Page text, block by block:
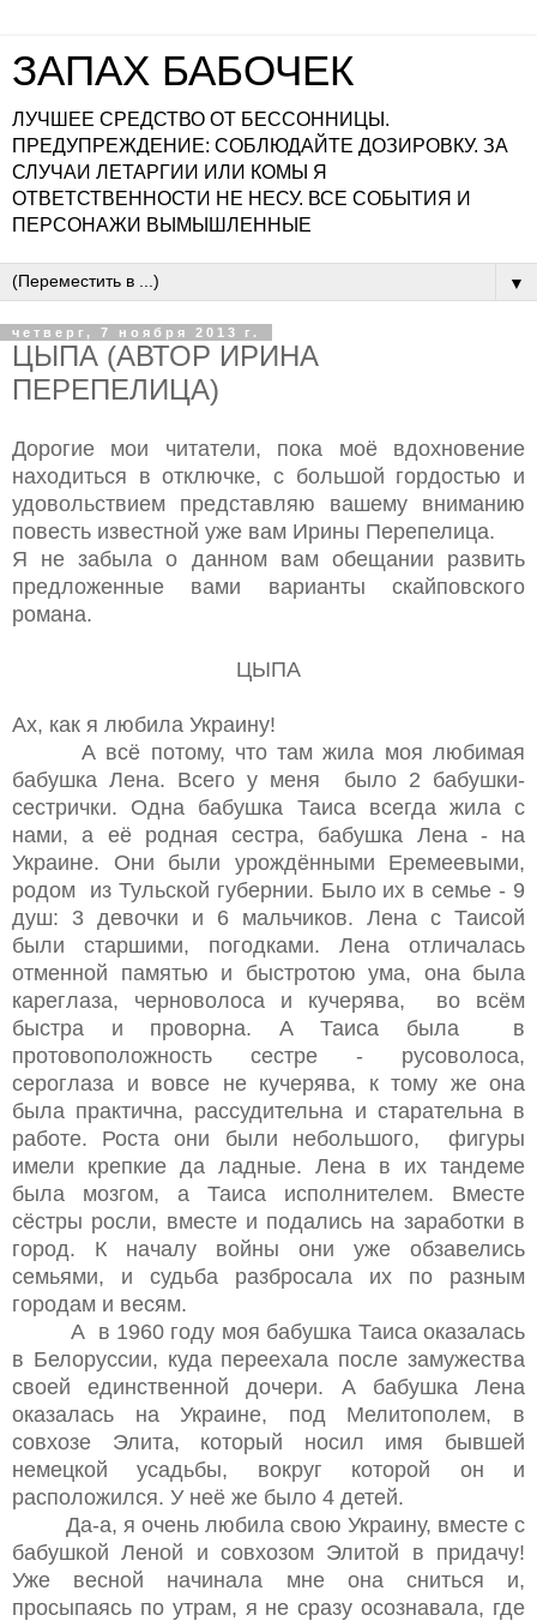
ЗАПАХ БАБОЧЕК
ЛУЧШЕЕ СРЕДСТВО ОТ БЕССОННИЦЫ.
ПРЕДУПРЕЖДЕНИЕ: СОБЛЮДАЙТЕ ДОЗИРОВКУ. ЗА
СЛУЧАИ ЛЕТАРГИИ ИЛИ КОМЫ Я
ОТВЕТСТВЕННОСТИ НЕ НЕСУ. ВСЕ СОБЫТИЯ И
ПЕРСОНАЖИ ВЫМЫШЛЕННЫЕ
▼
четверг, 7 ноября 2013 г.
ЦЫПА (АВТОР ИРИНА
ПЕРЕПЕЛИЦА)
Дорогие мои читатели, пока моё вдохновение
находиться в отключке, с большой гордостью и
удовольствием представляю вашему вниманию
повесть известной уже вам Ирины Перепелица.
Я не забыла о данном вам обещании развить
предложенные вами варианты скайповского
романа.
ЦЫПА
Ах, как я любила Украину!
А всё потому, что там жила моя любимая
бабушка Лена. Всего у меня было 2 бабушки-
сестрички. Одна бабушка Таиса всегда жила с
нами, а её родная сестра, бабушка Лена - на
Украине. Они были урождёнными Еремеевыми,
родом из Тульской губернии. Было их в семье - 9
душ: 3 девочки и 6 мальчиков. Лена с Таисой
были старшими, погодками. Лена отличалась
отменной памятью и быстротою ума, она была
кареглаза, черноволоса и кучерява, во всём
быстра и проворна. А Таиса была в
протовоположность сестре - русоволоса,
сероглаза и вовсе не кучерява, к тому же она
была практична, рассудительна и старательна в
работе. Роста они были небольшого, фигуры
имели крепкие да ладные. Лена в их тандеме
была мозгом, а Таиса исполнителем. Вместе
сёстры росли, вместе и подались на заработки в
город. К началу войны они уже обзавелись
семьями, и судьба разбросала их по разным
городам и весям.
А в 1960 году моя бабушка Таиса оказалась
в Белоруссии, куда переехала после замужества
своей единственной дочери. А бабушка Лена
оказалась на Украине, под Мелитополем, в
совхозе Элита, который носил имя бывшей
немецкой усадьбы, вокруг которой он и
расположился. У неё же было 4 детей.
Да-а, я очень любила свою Украину, вместе с
бабушкой Леной и совхозом Элитой в придачу!
Уже весной начинала мне она сниться и,
просыпаясь по утрам, я не сразу осознавала, где